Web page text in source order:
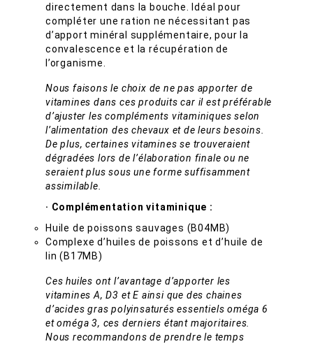
directement dans la bouche. Idéal pour
compléter une ration ne nécessitant pas
d’apport minéral supplémentaire, pour la
convalescence et la récupération de
l’organisme.
Nous faisons le choix de ne pas apporter de
vitamines dans ces produits car il est préférable
d’ajuster les compléments vitaminiques selon
l’alimentation des chevaux et de leurs besoins.
De plus, certaines vitamines se trouveraient
dégradées lors de l’élaboration finale ou ne
seraient plus sous une forme suffisamment
assimilable.
· Complémentation vitaminique :
Huile de poissons sauvages (B04MB)
Complexe d’huiles de poissons et d’huile de
lin (B17MB)
Ces huiles ont l’avantage d’apporter les
vitamines A, D3 et E ainsi que des chaines
d’acides gras polyinsaturés essentiels oméga 6
et oméga 3, ces derniers étant majoritaires.
Nous recommandons de prendre le temps